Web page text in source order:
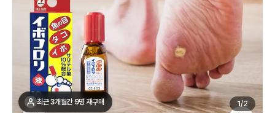
1 /2
최근 3개월간 9명 재구매